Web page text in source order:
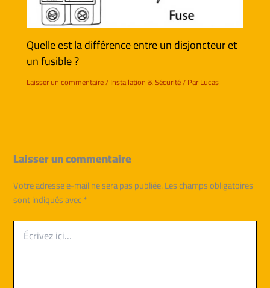
Quelle est la différence entre un disjoncteur et
un fusible ?
Laisser un commentaire/Installation & Sécurité/ ParLucas
Laisser un commentaire
Votre adresse e-mail ne sera pas publiée.Les champs obligatoires
sont indiqués avec*
Écrivez
ici…